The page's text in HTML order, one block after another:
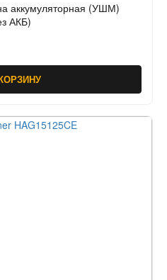
аккумуляторная (УШМ)
АКБ)